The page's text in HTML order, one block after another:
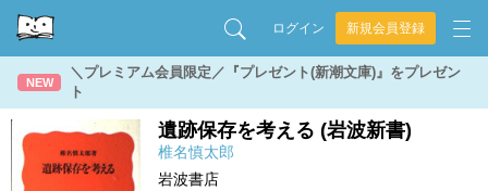
ログイン 新規会員登録
NEW
＼プレミアム会員限定／『プレゼント(新潮文庫)』をプレゼン
ト
遺跡保存を考える (岩波新書)
椎名慎太郎
岩波書店